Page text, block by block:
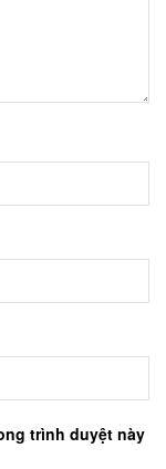
trình duyệt này